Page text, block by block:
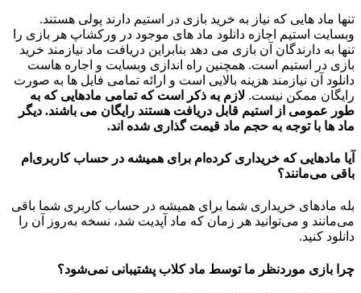
تنها ماد هایی که نیاز به خرید بازی در استیم دارند پولی هستند.
وبسایت استیم اجازه دانلود ماد های موجود در ورکشاپ هر بازی را
تنها به دارندگان آن بازی می دهد بنابراین دریافت ماد نیازمند خرید
بازی در استیم است. همچنین راه اندازی وبسایت و اجاره هاست
دانلود آن نیازمند هزینه بالایی است و ارائه تمامی فایل ها به صورت
رایگان ممکن نیست. لازم به ذکر است که تمامی مادهایی که به
طور عمومی از استیم قابل دریافت هستند رایگان می باشند. دیگر
ماد ها با توجه به حجم ماد قیمت گذاری شده اند.
آیا مادهایی که خریداری کرده‌ام برای همیشه در حساب‌ کاربری‌ام
باقی می‌مانند؟
بله مادهای خریداری شما برای همیشه در حساب کاربری شما باقی
می‌مانند و می‌توانید هر زمان که ماد آپدیت شد، نسخه به‌روز آن را
دانلود کنید.
چرا بازی موردنظر ما توسط ماد کلاب پشتیبانی نمی‌شود؟